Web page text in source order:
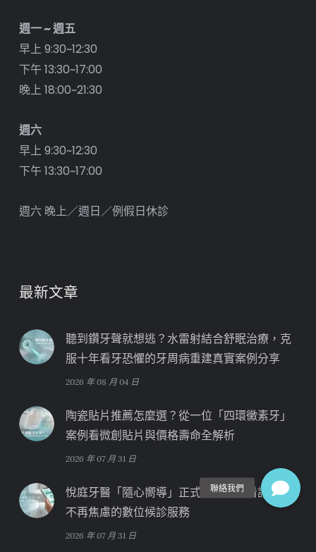
週一 ~ 週五
早上 9:30~12:30
下午 13:30~17:00
晚上 18:00~21:30
週六
早上 9:30~12:30
下午 13:30~17:00
週六 晚上／週日／例假日休診
最新文章
聽到鑽牙聲就想逃？水雷射結合舒眠治療，克
服十年看牙恐懼的牙周病重建真實案例分享
2026 年 08 月 04 日
陶瓷貼片推薦怎麼選？從一位「四環黴素牙」
案例看微創貼片與價格壽命全解析
2026 年 07 月 31 日
悅庭牙醫「隨心嚮導」正式上線！讓看診等待
不再焦慮的數位候診服務
2026 年 07 月 31 日